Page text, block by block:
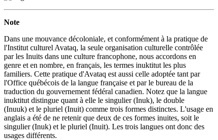
Note
Dans une mouvance décoloniale, et conformément à la pratique de
l'Institut culturel Avataq, la seule organisation culturelle contrôlée
par les Inuits dans une culture francophone, nous accordons en
genre et en nombre, en français, les termes inuktitut les plus
familiers. Cette pratique d'Avataq est aussi celle adoptée tant par
l'Office québécois de la langue française et par le bureau de la
traduction du gouvernement fédéral canadien. Notez que la langue
inuktitut distingue quant à elle le singulier (Inuk), le double
(Inuuk) et le pluriel (Inuit) comme trois formes distinctes. L'usage en
anglais a été de ne retenir que deux de ces formes inuites, soit le
singulier (Inuk) et le pluriel (Inuit). Les trois langues ont donc des
usages différents.